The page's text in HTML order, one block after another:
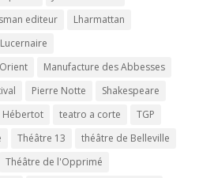
editeur
Lharmattan
Lucernaire
Manufacture des Abbesses
Pierre Notte
Shakespeare
Hébertot teatro a corte
TGP
Théâtre 13
théâtre de Belleville
Théâtre de l'Opprimé